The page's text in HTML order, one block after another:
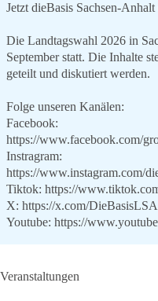
Jetzt dieBasis Sachsen-Anhalt
Die Landtagswahl 2026 in
September statt. Die Inhalte
geteilt und diskutiert werden.
Folge unseren Kanälen:
Facebook:
https://www.facebook.com/
Instragram:
https://www.instagram.com/
Tiktok: https://
X: https://x.com/DieBasisLSA
Youtube: https://
Veranstaltungen